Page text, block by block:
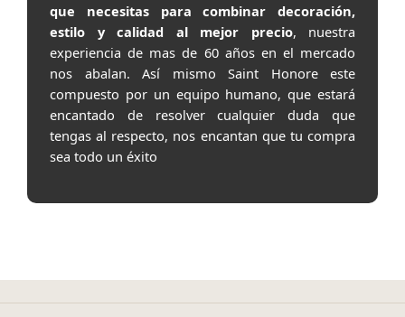
que necesitas para combinar decoración,
estilo y calidad al mejor precio, nuestra
experiencia de mas de 60 años en el mercado
nos abalan. Así mismo Saint Honore este
compuesto por un equipo humano, que estará
encantado de resolver cualquier duda que
tengas al respecto, nos encantan que tu compra
sea todo un éxito